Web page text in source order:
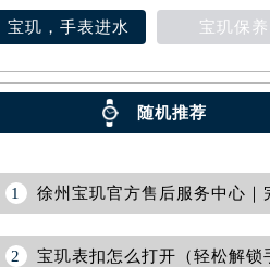
宝玑，手表进水 宝玑保养
随机推荐
1
2